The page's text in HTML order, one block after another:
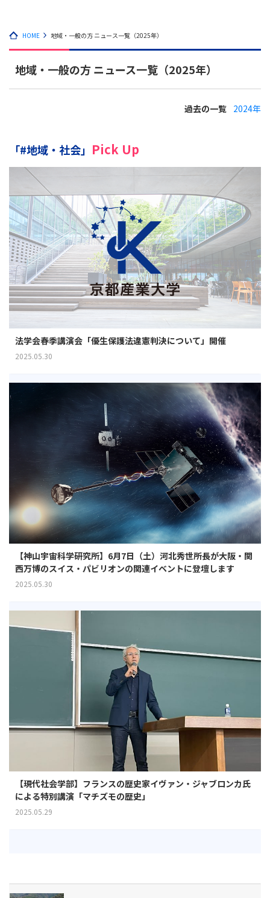
HOME 地域・一般の方 ニュース一覧（2025年）
地域・一般の方 ニュース一覧（2025年）
過去の一覧 2024年
「#地域・社会」 Pick Up
法学会春季講演会「優生保護法違憲判決について」開催
2025.05.30
【神山宇宙科学研究所】6月7日（土）河北秀世所長が大阪・関
西万博のスイス・パビリオンの関連イベントに登壇します
2025.05.30
【現代社会学部】フランスの歴史家イヴァン・ジャブロンカ氏
による特別講演「マチズモの歴史」
2025.05.29